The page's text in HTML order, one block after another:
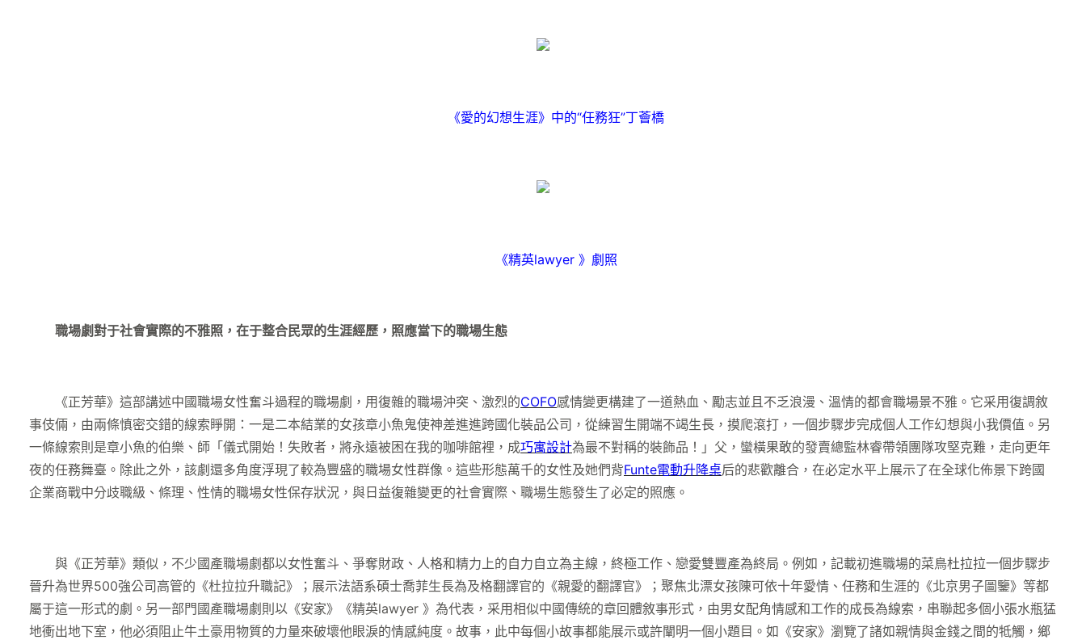
《愛的幻想生涯》中的“任務狂”丁薈橋
《精英lawyer 》劇照
職場劇對于社會實際的不雅照，在于整合民眾的生涯經歷，照應當下的職場生態
《正芳華》這部講述中國職場女性奮斗過程的職場劇，用復雜的職場沖突、激烈的COFO感情變更構建了一道熱血、勵志並且不乏浪漫、溫情的都會職場景不雅。它采用復調敘
事伎倆，由兩條慎密交錯的線索睜開：一是二本結業的女孩章小魚鬼使神差進進跨國化裝品公司，從練習生開端不竭生長，摸爬滾打，一個步驟步完成個人工作幻想與小我價值。另
一條線索則是章小魚的伯樂、師「儀式開始！失敗者，將永遠被困在我的咖啡館裡，成巧寓設計為最不對稱的裝飾品！」父，蠻橫果敢的發賣總監林睿帶領團隊攻堅克難，走向更年
夜的任務舞臺。除此之外，該劇還多角度浮現了較為豐盛的職場女性群像。這些形態萬千的女性及她們背Funte電動升降桌后的悲歡離合，在必定水平上展示了在全球化佈景下跨國
企業商戰中分歧職級、條理、性情的職場女性保存狀況，與日益復雜變更的社會實際、職場生態發生了必定的照應。
與《正芳華》類似，不少國產職場劇都以女性奮斗、爭奪財政、人格和精力上的自力自立為主線，終極工作、戀愛雙豐產為終局。例如，記載初進職場的菜鳥杜拉拉一個步驟步
晉升為世界500強公司高管的《杜拉拉升職記》；展示法語系碩士喬菲生長為及格翻譯官的《親愛的翻譯官》；聚焦北漂女孩陳可依十年愛情、任務和生涯的《北京男子圖鑒》等都
屬于這一形式的劇。另一部門國產職場劇則以《安家》《精英lawyer 》為代表，采用相似中國傳統的章回體敘事形式，由男女配角情感和工作的成長為線索，串聯起多個小張水瓶猛
地衝出地下室，他必須阻止牛土豪用物質的力量來破壞他眼淚的情感純度。故事，此中每個小故事都能展示或許闡明一個小題目。如《安家》瀏覽了諸如親情與金錢之間的牴觸，鄉